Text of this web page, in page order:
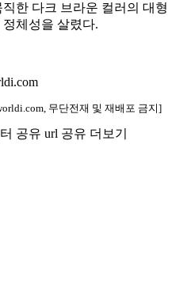
한 다크 브라운 컬러의 대형
체성을 살렸다.
무단전재 및 재배포 금지]
공유 url 공유 더보기